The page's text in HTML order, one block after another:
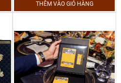
THÊM VÀO GIỎ HÀNG